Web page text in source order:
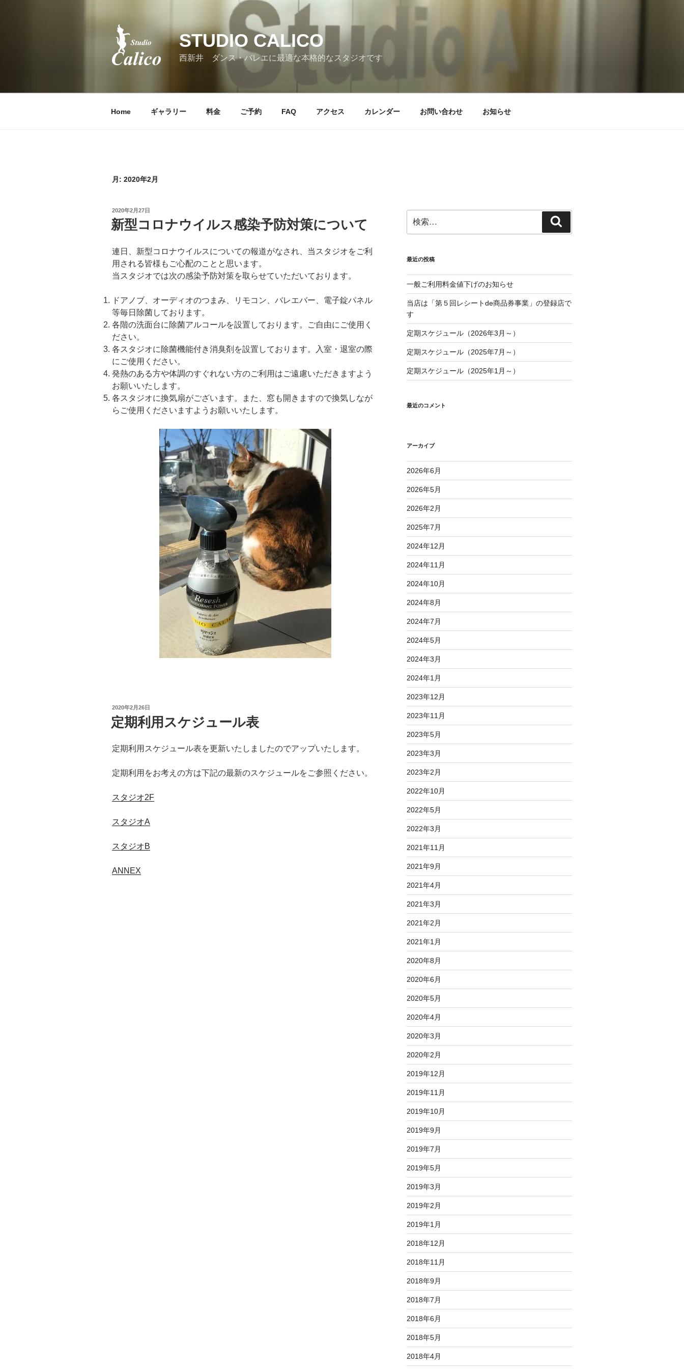
キ
STUDIO CALICO
西新井 ダンス・バレエに最適な本格的なスタジオです
Home ギャラリー 料金 ご予約 FAQ アクセス カレンダー お問い合わせ お知らせ
月: 2020年2月
投
稿
日:
2020年2月27日
新型コロナウイルス感染予防対策について
連日、新型コロナウイルスについての報道がなされ、当スタジオをご利
用される皆様もご心配のことと思います。
当スタジオでは次の感染予防対策を取らせていただいております。
ドアノブ、オーディオのつまみ、リモコン、バレエバー、電子錠パネル
等毎日除菌しております。
各階の洗面台に除菌アルコールを設置しております。ご自由にご使用く
ださい。
各スタジオに除菌機能付き消臭剤を設置しております。入室・退室の際
にご使用ください。
発熱のある方や体調のすぐれない方のご利用はご遠慮いただきますよう
お願いいたします。
各スタジオに換気扇がございます。また、窓も開きますので換気しなが
らご使用くださいますようお願いいたします。
投
稿
日:
2020年2月26日
定期利用スケジュール表
定期利用スケジュール表を更新いたしましたのでアップいたします。
定期利用をお考えの方は下記の最新のスケジュールをご参照ください。
スタジオ2F
スタジオA
スタジオB
ANNEX
索:
索
最近の投稿
一般ご利用料金値下げのお知らせ
当店は「第５回レシートde商品券事業」の登録店で
す
定期スケジュール（2026年3月～）
定期スケジュール（2025年7月～）
定期スケジュール（2025年1月～）
最近のコメント
アーカイブ
2026年6月
2026年5月
2026年2月
2025年7月
2024年12月
2024年11月
2024年10月
2024年8月
2024年7月
2024年5月
2024年3月
2024年1月
2023年12月
2023年11月
2023年5月
2023年3月
2023年2月
2022年10月
2022年5月
2022年3月
2021年11月
2021年9月
2021年4月
2021年3月
2021年2月
2021年1月
2020年8月
2020年6月
2020年5月
2020年4月
2020年3月
2020年2月
2019年12月
2019年11月
2019年10月
2019年9月
2019年7月
2019年5月
2019年3月
2019年2月
2019年1月
2018年12月
2018年11月
2018年9月
2018年7月
2018年6月
2018年5月
2018年4月